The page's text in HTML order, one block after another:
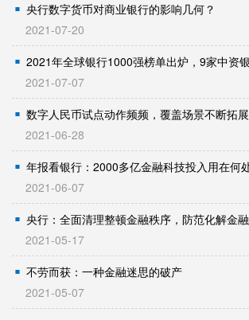
央行数字货币对商业银行的影响几何？
2021-07-20
2021年全球银行1000强榜单出炉，9家中资
2021-07-07
数字人民币试点动作频频，覆盖场景不断拓展
2021-06-28
年报看银行：2000多亿金融科技投入用在何
2021-06-07
央行：全面清理整顿金融秩序，防范化解金
2021-05-17
不劳而获：一种金融迷思的破产
2021-05-07